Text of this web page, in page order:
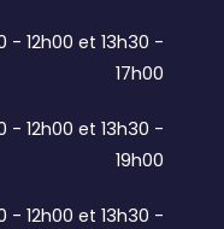
- 12h00 et 13h30 -
17h00
- 12h00 et 13h30 -
19h00
- 12h00 et 13h30 -